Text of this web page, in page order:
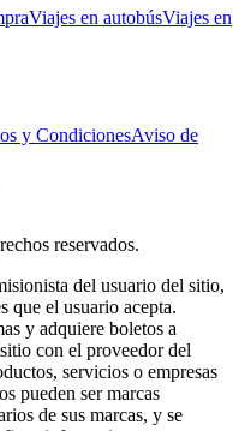
Viajes en autobúsViajes en
y CondicionesAviso de
reservados.
del usuario del sitio,
que el usuario acepta.
y adquiere boletos a
con el proveedor del
servicios o empresas
pueden ser marcas
de sus marcas, y se